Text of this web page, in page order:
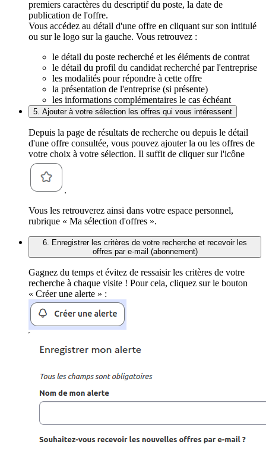
premiers caractères du descriptif du poste, la date de
publication de l'offre.
Vous accédez au détail d'une offre en cliquant sur son intitulé
ou sur le logo sur la gauche. Vous retrouvez :
le détail du poste recherché et les éléments de contrat
le détail du profil du candidat recherché par l'entreprise
les modalités pour répondre à cette offre
la présentation de l'entreprise (si présente)
les informations complémentaires le cas échéant
5. Ajouter à votre sélection les offres qui vous intéressent
Depuis la page de résultats de recherche ou depuis le détail
d'une offre consultée, vous pouvez ajouter la ou les offres de
votre choix à votre sélection. Il suffit de cliquer sur l'icône
.
Vous les retrouverez ainsi dans votre espace personnel,
rubrique « Ma sélection d'offres ».
6. Enregistrer les critères de votre recherche et recevoir les
offres par e-mail (abonnement)
Gagnez du temps et évitez de ressaisir les critères de votre
recherche à chaque visite ! Pour cela, cliquez sur le bouton
« Créer une alerte » :